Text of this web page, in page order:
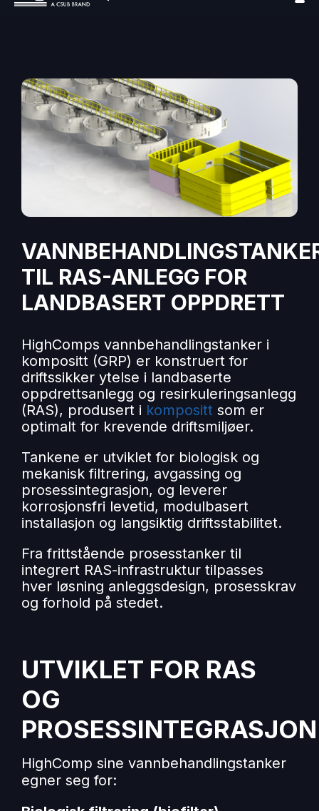
TIL RAS-ANLEGG FOR
LANDBASERT OPPDRETT
HighComps vannbehandlingstanker i
kompositt (GRP) er konstruert for
driftssikker ytelse i landbaserte
oppdrettsanlegg og resirkuleringsanlegg
(RAS), produsert i kompositt som er
optimalt for krevende driftsmiljøer.
Tankene er utviklet for biologisk og
mekanisk filtrering, avgassing og
prosessintegrasjon, og leverer
korrosjonsfri levetid, modulbasert
installasjon og langsiktig driftsstabilitet.
Fra frittstående prosesstanker til
integrert RAS-infrastruktur tilpasses
hver løsning anleggsdesign, prosesskrav
og forhold på stedet.
UTVIKLET FOR RAS
OG
PROSESSINTEGRASJON
HighComp sine vannbehandlingstanker
egner seg for: